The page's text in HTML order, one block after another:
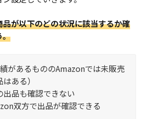
が以下のどの状況に該当するか確
。
があるもののAmazonでは未販売
ある）
出品も確認できない
双方で出品が確認できる